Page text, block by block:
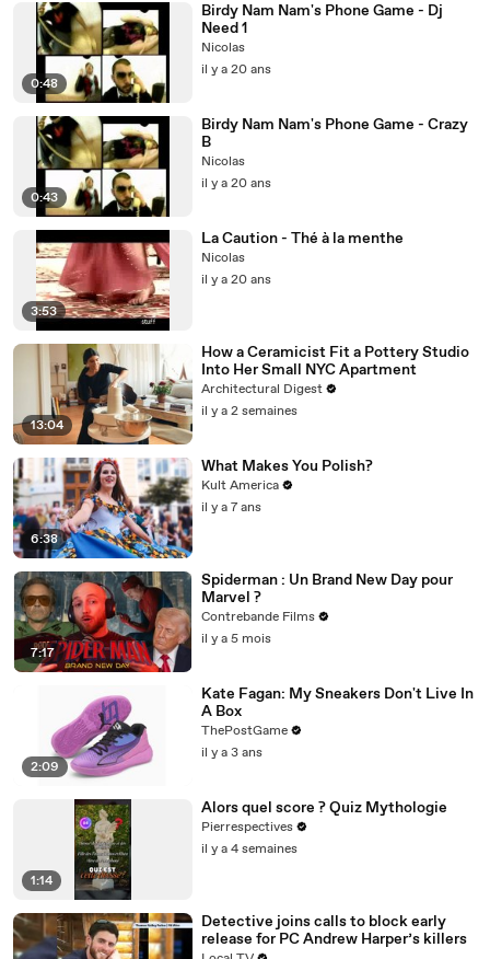
0:48
Birdy Nam Nam's Phone Game - Dj
Need 1
Nicolas
il y a 20 ans
0:43
Birdy Nam Nam's Phone Game - Crazy
B
Nicolas
il y a 20 ans
3:53
La Caution - Thé à la menthe
Nicolas
il y a 20 ans
13:04
How a Ceramicist Fit a Pottery Studio
Into Her Small NYC Apartment
Architectural Digest
il y a 2 semaines
6:38
What Makes You Polish?
Kult America
il y a 7 ans
7:17
Spiderman : Un Brand New Day pour
Marvel ?
Contrebande Films
il y a 5 mois
2:09
Kate Fagan: My Sneakers Don't Live In
A Box
ThePostGame
il y a 3 ans
1:14
Alors quel score ? Quiz Mythologie
Pierrespectives
il y a 4 semaines
Detective joins calls to block early
release for PC Andrew Harper’s killers